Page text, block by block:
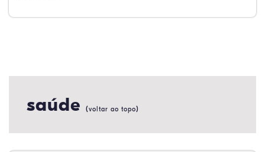
saúde (voltar ao topo)